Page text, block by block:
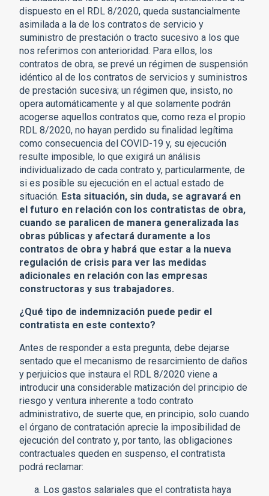
dispuesto en el RDL 8/2020, queda sustancialmente
asimilada a la de los contratos de servicio y
suministro de prestación o tracto sucesivo a los que
nos referimos con anterioridad. Para ellos, los
contratos de obra, se prevé un régimen de suspensión
idéntico al de los contratos de servicios y suministros
de prestación sucesiva; un régimen que, insisto, no
opera automáticamente y al que solamente podrán
acogerse aquellos contratos que, como reza el propio
RDL 8/2020, no hayan perdido su finalidad legítima
como consecuencia del COVID-19 y, su ejecución
resulte imposible, lo que exigirá un análisis
individualizado de cada contrato y, particularmente, de
si es posible su ejecución en el actual estado de
situación. Esta situación, sin duda, se agravará en
el futuro en relación con los contratistas de obra,
cuando se paralicen de manera generalizada las
obras públicas y afectará duramente a los
contratos de obra y habrá que estar a la nueva
regulación de crisis para ver las medidas
adicionales en relación con las empresas
constructoras y sus trabajadores.
¿Qué tipo de indemnización puede pedir el
contratista en este contexto?
Antes de responder a esta pregunta, debe dejarse
sentado que el mecanismo de resarcimiento de daños
y perjuicios que instaura el RDL 8/2020 viene a
introducir una considerable matización del principio de
riesgo y ventura inherente a todo contrato
administrativo, de suerte que, en principio, solo cuando
el órgano de contratación aprecie la imposibilidad de
ejecución del contrato y, por tanto, las obligaciones
contractuales queden en suspenso, el contratista
podrá reclamar:
Los gastos salariales que el contratista haya